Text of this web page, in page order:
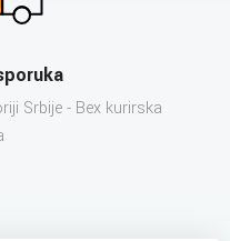
Srbije - Bex kurirska